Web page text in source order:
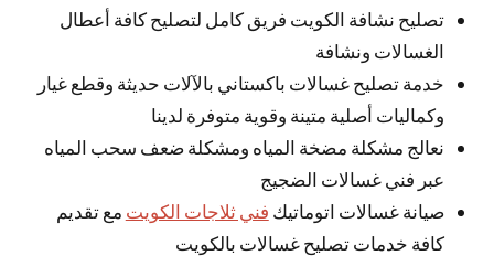
تصليح نشافة الكويت فريق كامل لتصليح كافة أعطال
الغسالات ونشافة
خدمة تصليح غسالات باكستاني بالآلات حديثة وقطع غيار
وكماليات أصلية متينة وقوية متوفرة لدينا
نعالج مشكلة مضخة المياه ومشكلة ضعف سحب المياه
عبر فني غسالات الضجيج
صيانة غسالات اتوماتيك فني ثلاجات الكويت مع تقديم
كافة خدمات تصليح غسالات بالكويت